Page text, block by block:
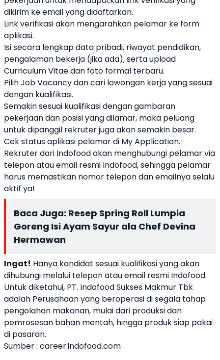
dikirim ke email yang didaftarkan.
Link verifikasi akan mengarahkan pelamar ke form
aplikasi.
Isi secara lengkap data pribadi, riwayat pendidikan,
pengalaman bekerja (jika ada), serta upload
Curriculum Vitae dan foto formal terbaru.
Pilih Job Vacancy dan cari lowongan kerja yang sesuai
dengan kualifikasi.
Semakin sesuai kualifikasi dengan gambaran
pekerjaan dan posisi yang dilamar, maka peluang
untuk dipanggil rekruter juga akan semakin besar.
Cek status aplikasi pelamar di My Application.
Rekruter dari Indofood akan menghubungi pelamar via
telepon atau email resmi Indofood, sehingga pelamar
harus memastikan nomor telepon dan emailnya selalu
aktif ya!
Baca Juga: Resep Spring Roll Lumpia
Goreng Isi Ayam Sayur ala Chef Devina
Hermawan
Ingat! Hanya kandidat sesuai kualifikasi yang akan
dihubungi melalui telepon atau email resmi Indofood.
Untuk diketahui, PT. Indofood Sukses Makmur Tbk
adalah Perusahaan yang beroperasi di segala tahap
pengolahan makanan, mulai dari produksi dan
pemrosesan bahan mentah, hingga produk siap pakai
di pasaran.
Sumber : career.indofood.com